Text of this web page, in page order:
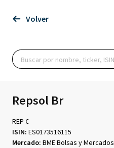
Volver
Repsol Br
REP €
ISIN: ES0173516115
Mercado: BME Bolsas y